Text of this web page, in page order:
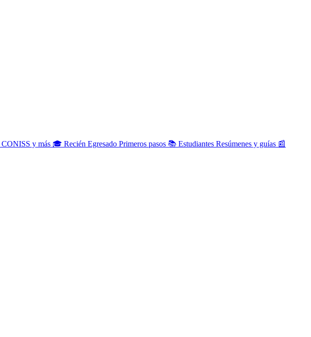
CONISS y más 🎓 Recién Egresado Primeros pasos 📚 Estudiantes Resúmenes y guías 📰